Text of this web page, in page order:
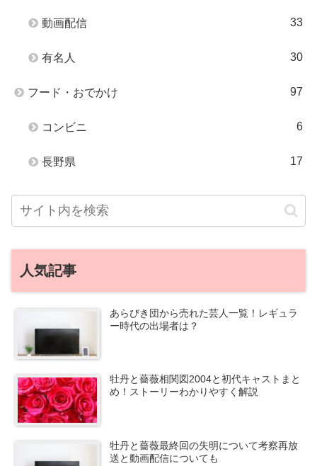
動画配信 33
有名人 30
フード・おでかけ 97
コンビニ 6
長野県 17
人気記事
あらびき団から売れた芸人一覧！レギュラ
ー時代の出場者は？
牡丹と薔薇相関図2004と初代キャストまと
め！ストーリーわかりやすく解説
牡丹と薔薇最終回の失明について考察再放
送と動画配信についても